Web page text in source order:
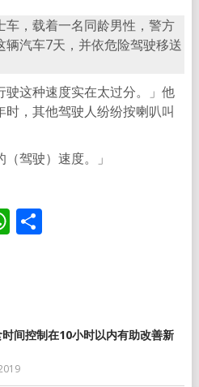
，载着一名同龄男性，警方
汽车7天，并依危险驾驶移送
这种速度实在太过分。」他
，其他驾驶人纷纷按喇叭叫
驾驶）速度。」
WhatsApp
分
间控制在10小时以内有助改善新